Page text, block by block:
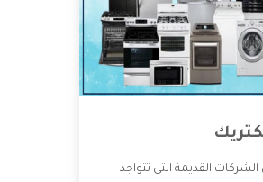
القديمة التى تتواجد